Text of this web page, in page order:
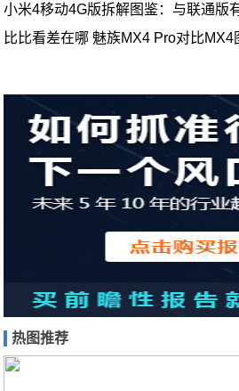
小米4移动4G版拆解图鉴：与联通版
比比看差在哪 魅族MX4 Pro对比MX4
热图推荐